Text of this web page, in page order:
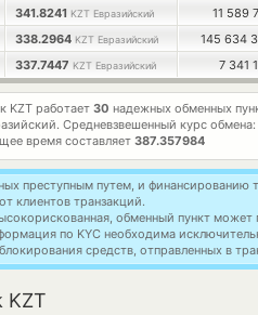
341.8241 KZT Евразийский 11 589
338.2964 KZT Евразийский 145 634
337.7447 KZT Евразийский 7 341
KZT работает 30 надежных обменных
Средневзвешенный курс обмена:
время составляет 387.357984
преступным путем, и финансированию
клиентов транзакций.
обменный пункт может
по KYC необходима
средств, отправленных в
KZT